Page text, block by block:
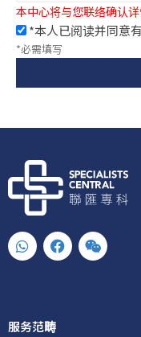
本中心将与您联络确认
*本人已阅读并同意
*必需填写
W
h
a
p
F
a
c
W
e
i
服务范畴